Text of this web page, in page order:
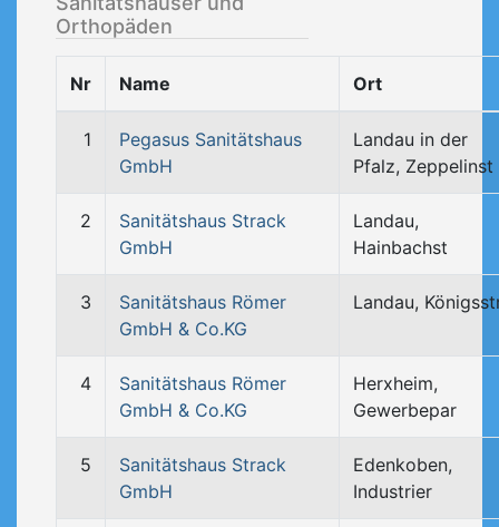
Orthopäden
Nr Name Ort
1
Pegasus Sanitätshaus
GmbH
Landau in der
Pfalz, Zeppelinst
2
Sanitätshaus Strack
GmbH
Landau,
Hainbachst
3
Sanitätshaus Römer
GmbH & Co.KG
Landau,
4
Sanitätshaus Römer
GmbH & Co.KG
Herxheim,
Gewerbepar
5
Sanitätshaus Strack
GmbH
Edenkoben,
Industrier